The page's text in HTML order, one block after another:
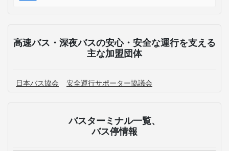
高速バス・深夜バスの安心・安全な運行を支える
主な加盟団体
日本バス協会 安全運行サポーター協議会
バスターミナル一覧、
バス停情報